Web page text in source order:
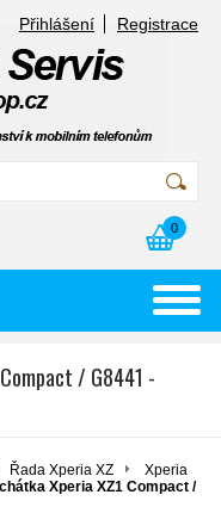
Přihlášení Registrace
0
/ G8441 -
Řada Xperia XZ
Xperia
Xperia XZ1 Compact /